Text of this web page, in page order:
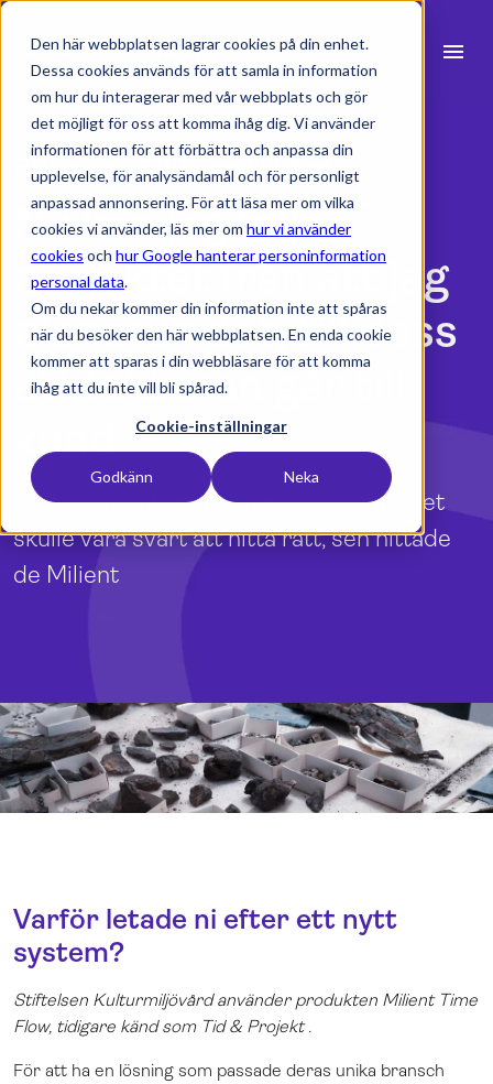
Den här webbplatsen lagrar cookies på din enhet.
Dessa cookies används för att samla in information
om hur du interagerar med vår webbplats och gör
det möjligt för oss att komma ihåg dig. Vi använder
informationen för att förbättra och anpassa din
upplevelse, för analysändamål och för personligt
anpassad annonsering. För att läsa mer om vilka
cookies vi använder, läs mer om hur vi använder
cookies och hur Google hanterar personinformation
personal data.
Om du nekar kommer din information inte att spåras
när du besöker den här webbplatsen. En enda cookie
kommer att sparas i din webbläsare för att komma
ihåg att du inte vill bli spårad.
Cookie-inställningar
Godkänn Neka
menu
Produkter
Branscher
Resurser
expand_more
Integrationer
search
language
Svenska
Logga in
Stiftelsen Kulturmiljövård
Nu kan jag följa
projektet från att jag
planerar det, till dess
att fakturan går till
kund
Stiftelsen Kulturmiljövård trodde att det
skulle vara svårt att hitta rätt, sen hittade
de Milient
Varför letade ni efter ett nytt
system?
Stiftelsen Kulturmiljövård använder produkten Milient Time
Flow, tidigare känd som Tid & Projekt .
För att ha en lösning som passade deras unika bransch